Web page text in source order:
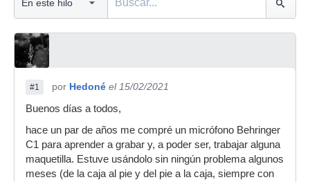
#1 por Hedoné el 15/02/2021
Buenos días a todos,
hace un par de años me compré un micrófono Behringer
C1 para aprender a grabar y, a poder ser, trabajar alguna
maquetilla. Estuve usándolo sin ningún problema algunos
meses (de la caja al pie y del pie a la caja, siempre con